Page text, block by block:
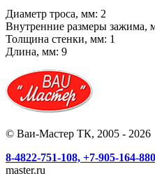
Диаметр троса, мм: 2
Внутренние размеры зажима,
Толщина стенки, мм: 1
Длина, мм: 9
© Ваи-Мастер ТК, 2005 - 2026
8-4822-751-108, +7-905-164-
master.ru